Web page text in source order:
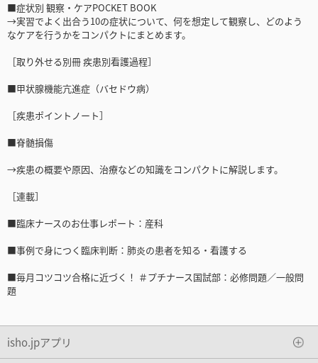
■症状別 観察・ケアPOCKET BOOK
→実習でよく出合う10の症状について、何を想定して観察し、どのよう
なケアを行うかをコンパクトにまとめます。
［取り外せる別冊 疾患別看護過程］
■甲状腺機能亢進症（バセドウ病）
［疾患ポイントノート］
■脊髄損傷
→疾患の概要や原因、治療などの知識をコンパクトに解説します。
［連載］
■臨床ナースのお仕事レポート：産科
■事例で身につく臨床判断：肺炎の患者を知る・看護する
■毎月コツコツ合格に近づく！ ＃プチナース国試部：必修問題／一般問
題
isho.jpアプリ